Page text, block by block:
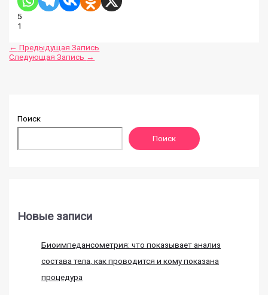
5
1
← Предыдущая Запись
Следующая Запись →
Поиск
Поиск
Новые записи
Биоимпедансометрия: что показывает анализ
состава тела, как проводится и кому показана
процедура